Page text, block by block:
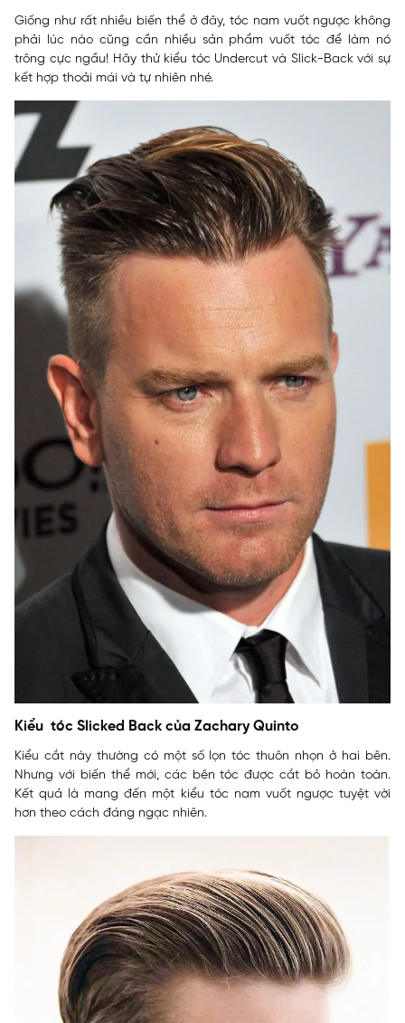
Giống như rất nhiều biến thể ở đây, tóc nam vuốt ngược không
phải lúc nào cũng cần nhiều sản phẩm vuốt tóc để làm nó
trông cực ngầu! Hãy thử kiểu tóc Undercut và Slick-Back với sự
kết hợp thoải mái và tự nhiên nhé.
Kiểu tóc Slicked Back của Zachary Quinto
Kiểu cắt này thường có một số lọn tóc thuôn nhọn ở hai bên.
Nhưng với biến thể mới, các bên tóc được cắt bỏ hoàn toàn.
Kết quả là mang đến một kiểu tóc nam vuốt ngược tuyệt vời
hơn theo cách đáng ngạc nhiên.